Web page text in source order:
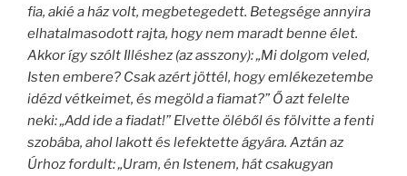
fia, akié a ház volt, megbetegedett. Betegsége annyira
elhatalmasodott rajta, hogy nem maradt benne élet.
Akkor így szólt Illéshez (az asszony): „Mi dolgom veled,
Isten embere? Csak azért jöttél, hogy emlékezetembe
idézd vétkeimet, és megöld a fiamat?” Ő azt felelte
neki: „Add ide a fiadat!” Elvette öléből és fölvitte a fenti
szobába, ahol lakott és lefektette ágyára. Aztán az
Úrhoz fordult: „Uram, én Istenem, hát csakugyan